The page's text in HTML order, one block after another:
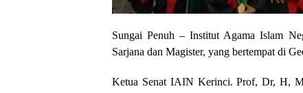
Sungai Penuh – Institut Agama Islam
Sarjana dan Magister, yang bertempat di
Ketua Senat IAIN Kerinci. Prof, Dr, H,